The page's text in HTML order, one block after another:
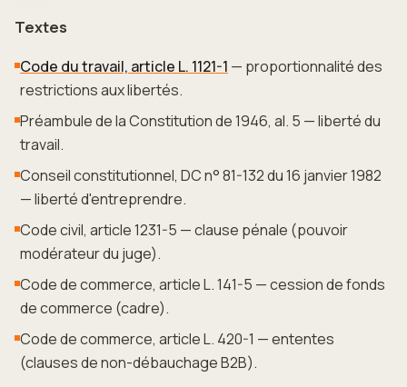
Textes
Code du travail, article L. 1121-1 — proportionnalité des
restrictions aux libertés.
Préambule de la Constitution de 1946, al. 5 — liberté du
travail.
Conseil constitutionnel, DC n° 81-132 du 16 janvier 1982
— liberté d'entreprendre.
Code civil, article 1231-5 — clause pénale (pouvoir
modérateur du juge).
Code de commerce, article L. 141-5 — cession de fonds
de commerce (cadre).
Code de commerce, article L. 420-1 — ententes
(clauses de non-débauchage B2B).